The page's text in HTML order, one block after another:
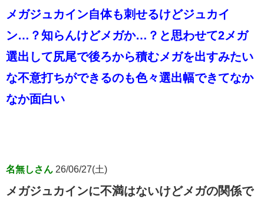
メガジュカイン自体も刺せるけどジュカイ
ン…？知らんけどメガか…？と思わせて2メガ
選出して尻尾で後ろから積むメガを出すみたい
な不意打ちができるのも色々選出幅できてなか
なか面白い
名無しさん 26/06/27(土)
メガジュカインに不満はないけどメガの関係で